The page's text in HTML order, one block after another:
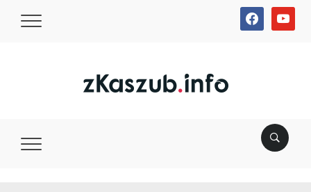
facebookyoutube